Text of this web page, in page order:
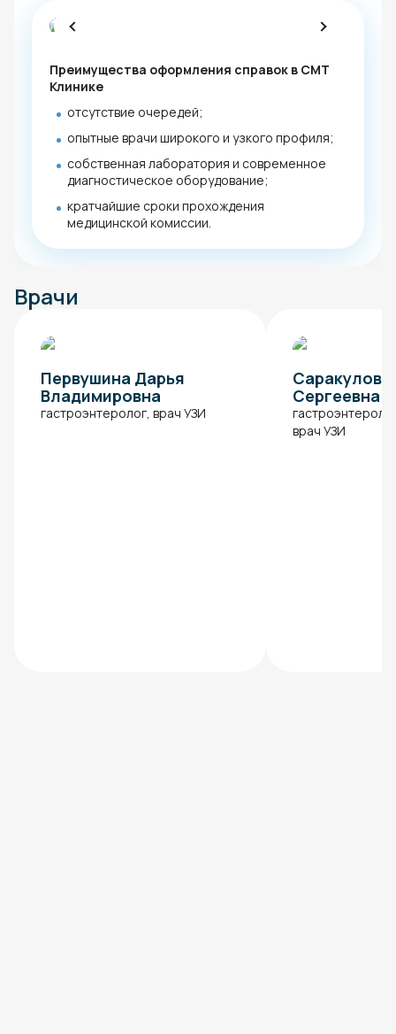
Преимущества оформления справок в СМТ
Клинике
отсутствие очередей;
опытные врачи широкого и узкого профиля;
собственная лаборатория и современное
диагностическое оборудование;
кратчайшие сроки прохождения
медицинской комиссии.
Врачи
Первушина Дарья
Владимировна
гастроэнтеролог, врач УЗИ
Саракулова
Сергеевна
врач УЗИ